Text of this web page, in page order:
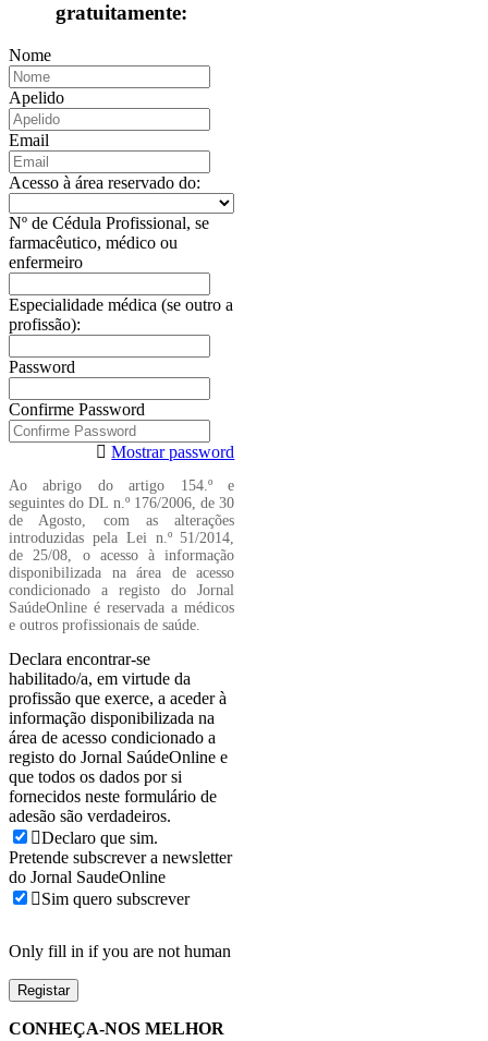
gratuitamente:
Nome
Apelido
Email
Acesso à área reservado do:
Nº de Cédula Profissional, se
farmacêutico, médico ou
enfermeiro
Especialidade médica (se outro a
profissão):
Password
Confirme Password
Mostrar password
Ao abrigo do artigo 154.º e
seguintes do DL n.º 176/2006, de 30
de Agosto, com as alterações
introduzidas pela Lei n.º 51/2014,
de 25/08, o acesso à informação
disponibilizada na área de acesso
condicionado a registo do Jornal
SaúdeOnline é reservada a médicos
e outros profissionais de saúde.
Declara encontrar-se
habilitado/a, em virtude da
profissão que exerce, a aceder à
informação disponibilizada na
área de acesso condicionado a
registo do Jornal SaúdeOnline e
que todos os dados por si
fornecidos neste formulário de
adesão são verdadeiros.
Declaro que sim.
Pretende subscrever a newsletter
do Jornal SaudeOnline
Sim quero subscrever
Only fill in if you are not human
CONHEÇA-NOS MELHOR